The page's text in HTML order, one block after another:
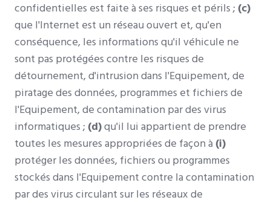
confidentielles est faite à ses risques et périls ; (c)
que l'Internet est un réseau ouvert et, qu'en
conséquence, les informations qu'il véhicule ne
sont pas protégées contre les risques de
détournement, d'intrusion dans l'Equipement, de
piratage des données, programmes et fichiers de
l'Equipement, de contamination par des virus
informatiques ; (d)qu'il lui appartient de prendre
toutes les mesures appropriées de façon à (i)
protéger les données, fichiers ou programmes
stockés dans l'Equipement contre la contamination
par des virus circulant sur les réseaux de